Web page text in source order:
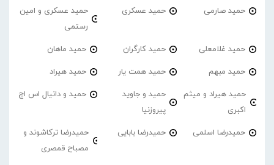
حمید صارمی حمید عسکری
حمید عسکری و امین
رستمی
حمید غلامعلی حمید کارگران حمید ماهان
حمید مبهم حمید همت یار حمید هیراد
حمید هیراد و میثم
اکبری
حمید و جاوید
پیروزنیا
حمید و دانیال اس اچ
حمیدرضا اسلمی حمیدرضا بابایی
حمیدرضا ترکاشوند و
مصباح قمصری